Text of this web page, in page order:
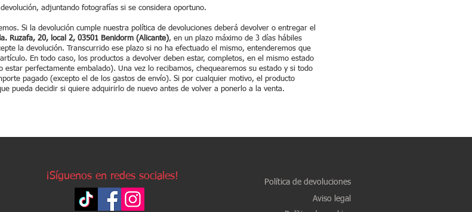
adjuntando fotografías si se considera oportuno.
Si la devolución cumple nuestra política de devoluciones deberá devolver o entregar el
Ruzafa, 20, local 2, 03501 Benidorm (Alicante), en un plazo máximo de 3 días hábiles
la devolución. Transcurrido ese plazo si no ha efectuado el mismo, entenderemos que
En todo caso, los productos a devolver deben estar, completos, en el mismo estado
perfectamente embalado). Una vez lo recibamos, chequearemos su estado y si todo
pagado (excepto el de los gastos de envío). Si por cualquier motivo, el producto
pueda decidir si quiere adquirirlo de nuevo antes de volver a ponerlo a la venta.
¡Síguenos en redes sociales!
Política de devoluciones
Aviso legal